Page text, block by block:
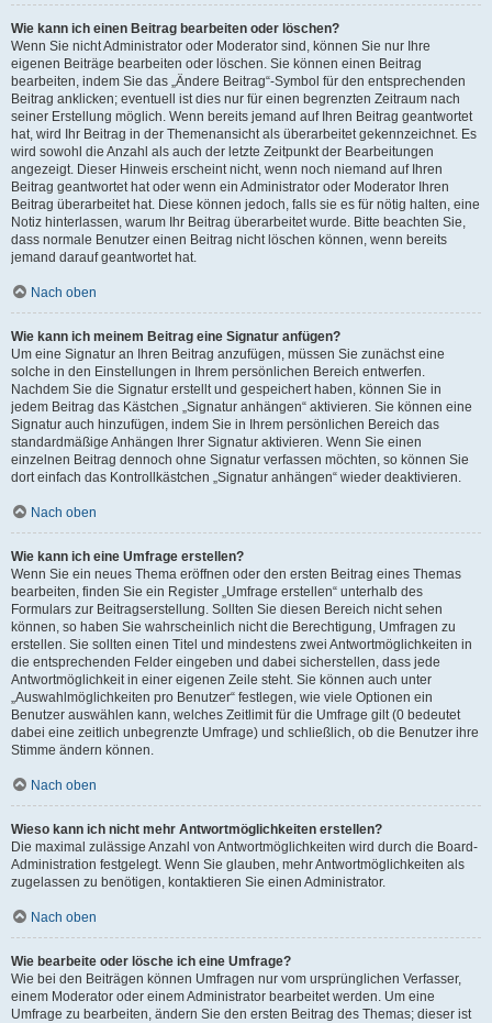
Wie kann ich einen Beitrag bearbeiten oder löschen?
Wenn Sie nicht Administrator oder Moderator sind, können Sie nur Ihre
eigenen Beiträge bearbeiten oder löschen. Sie können einen Beitrag
bearbeiten, indem Sie das „Ändere Beitrag“-Symbol für den entsprechenden
Beitrag anklicken; eventuell ist dies nur für einen begrenzten Zeitraum nach
seiner Erstellung möglich. Wenn bereits jemand auf Ihren Beitrag geantwortet
hat, wird Ihr Beitrag in der Themenansicht als überarbeitet gekennzeichnet. Es
wird sowohl die Anzahl als auch der letzte Zeitpunkt der Bearbeitungen
angezeigt. Dieser Hinweis erscheint nicht, wenn noch niemand auf Ihren
Beitrag geantwortet hat oder wenn ein Administrator oder Moderator Ihren
Beitrag überarbeitet hat. Diese können jedoch, falls sie es für nötig halten, eine
Notiz hinterlassen, warum Ihr Beitrag überarbeitet wurde. Bitte beachten Sie,
dass normale Benutzer einen Beitrag nicht löschen können, wenn bereits
jemand darauf geantwortet hat.
Nach oben
Wie kann ich meinem Beitrag eine Signatur anfügen?
Um eine Signatur an Ihren Beitrag anzufügen, müssen Sie zunächst eine
solche in den Einstellungen in Ihrem persönlichen Bereich entwerfen.
Nachdem Sie die Signatur erstellt und gespeichert haben, können Sie in
jedem Beitrag das Kästchen „Signatur anhängen“ aktivieren. Sie können eine
Signatur auch hinzufügen, indem Sie in Ihrem persönlichen Bereich das
standardmäßige Anhängen Ihrer Signatur aktivieren. Wenn Sie einen
einzelnen Beitrag dennoch ohne Signatur verfassen möchten, so können Sie
dort einfach das Kontrollkästchen „Signatur anhängen“ wieder deaktivieren.
Nach oben
Wie kann ich eine Umfrage erstellen?
Wenn Sie ein neues Thema eröffnen oder den ersten Beitrag eines Themas
bearbeiten, finden Sie ein Register „Umfrage erstellen“ unterhalb des
Formulars zur Beitragserstellung. Sollten Sie diesen Bereich nicht sehen
können, so haben Sie wahrscheinlich nicht die Berechtigung, Umfragen zu
erstellen. Sie sollten einen Titel und mindestens zwei Antwortmöglichkeiten in
die entsprechenden Felder eingeben und dabei sicherstellen, dass jede
Antwortmöglichkeit in einer eigenen Zeile steht. Sie können auch unter
„Auswahlmöglichkeiten pro Benutzer“ festlegen, wie viele Optionen ein
Benutzer auswählen kann, welches Zeitlimit für die Umfrage gilt (0 bedeutet
dabei eine zeitlich unbegrenzte Umfrage) und schließlich, ob die Benutzer ihre
Stimme ändern können.
Nach oben
Wieso kann ich nicht mehr Antwortmöglichkeiten erstellen?
Die maximal zulässige Anzahl von Antwortmöglichkeiten wird durch die Board-
Administration festgelegt. Wenn Sie glauben, mehr Antwortmöglichkeiten als
zugelassen zu benötigen, kontaktieren Sie einen Administrator.
Nach oben
Wie bearbeite oder lösche ich eine Umfrage?
Wie bei den Beiträgen können Umfragen nur vom ursprünglichen Verfasser,
einem Moderator oder einem Administrator bearbeitet werden. Um eine
Umfrage zu bearbeiten, ändern Sie den ersten Beitrag des Themas; dieser ist